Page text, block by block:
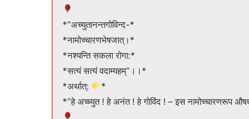
*”अच्युतानन्तगोविन्द-*
*नामोच्चारणभेषजात्।*
*नश्यन्ति सकला रोगा:*
*सत्यं सत्यं वदाम्यहम्”।।*
*अर्थात्:
*
*”हे अच्च्युत ! हे अनंत ! हे गोविंद ! – इस नामोच्चारणरूप